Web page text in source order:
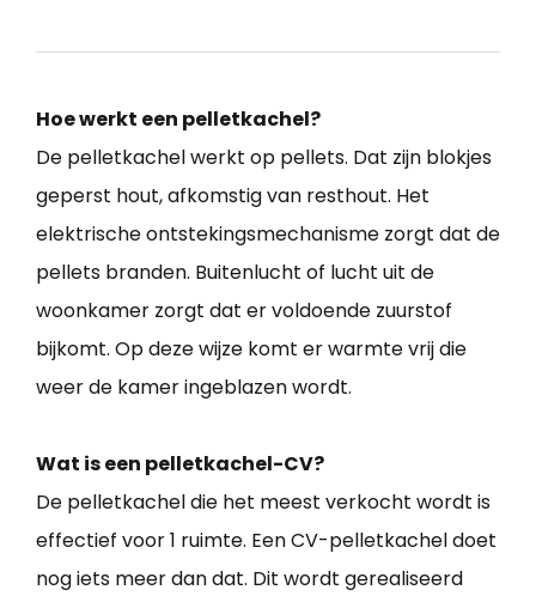
Hoe werkt een pelletkachel?
De pelletkachel werkt op pellets. Dat zijn blokjes
geperst hout, afkomstig van resthout. Het
elektrische ontstekingsmechanisme zorgt dat de
pellets branden. Buitenlucht of lucht uit de
woonkamer zorgt dat er voldoende zuurstof
bijkomt. Op deze wijze komt er warmte vrij die
weer de kamer ingeblazen wordt.
Wat is een pelletkachel-CV?
De pelletkachel die het meest verkocht wordt is
effectief voor 1 ruimte. Een CV-pelletkachel doet
nog iets meer dan dat. Dit wordt gerealiseerd